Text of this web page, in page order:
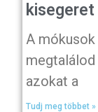
kisegeret
A
azokat a
Tudj meg többet »